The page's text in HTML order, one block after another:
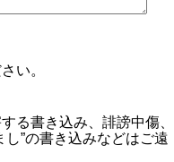
い。
る書き込み、誹謗中傷、
”の書き込みなどはご遠